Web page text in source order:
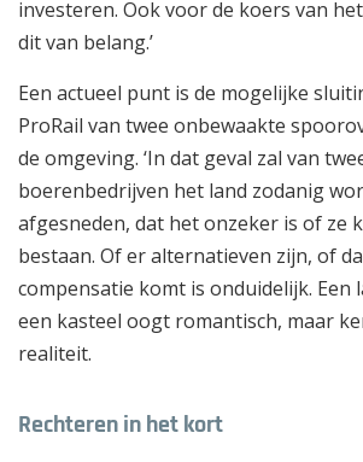
investeren. Ook voor de koers van
dit van belang.’
Een actueel punt is de mogelijke
ProRail van twee onbewaakte
de omgeving. ‘In dat geval zal van
boerenbedrijven het land zodanig
afgesneden, dat het onzeker is of ze
bestaan. Of er alternatieven zijn, of
compensatie komt is onduidelijk. Een
een kasteel oogt romantisch, maar
realiteit.
Rechteren in het kort